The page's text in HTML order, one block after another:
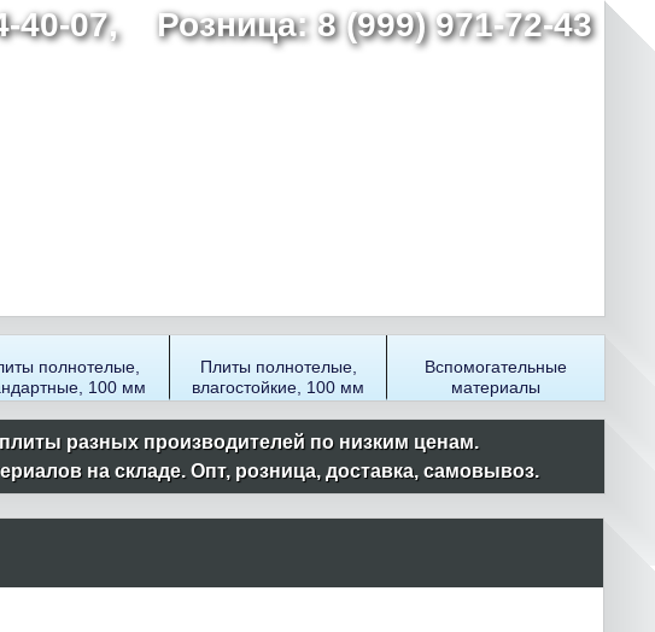
40-07, Розница: 8 (999) 971-72-43
полнотелые,
100 мм
Плиты полнотелые,
влагостойкие, 100 мм
Вспомогательные
материалы
разных производителей по низким ценам.
на складе. Опт, розница, доставка, самовывоз.